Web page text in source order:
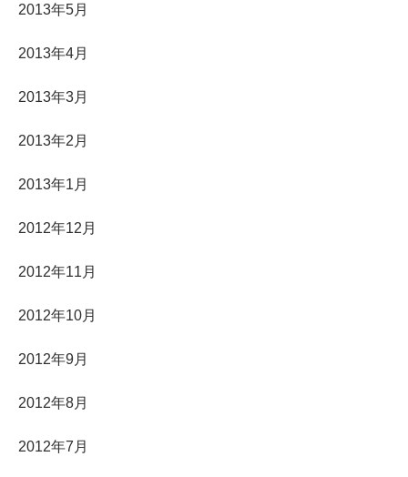
2013年5月
2013年4月
2013年3月
2013年2月
2013年1月
2012年12月
2012年11月
2012年10月
2012年9月
2012年8月
2012年7月